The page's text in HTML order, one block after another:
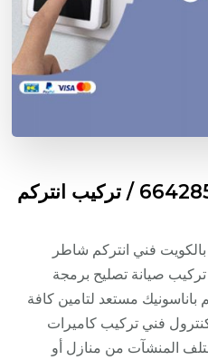
فني انتركم الواحة / 66428585 / تركيب انتركم
فني انتركم شاطر
صيانة تصليح برمجة
باناسونيك مستعد لتامين كافة
فني تركيب كاميرات
المنشآت من منازل أو